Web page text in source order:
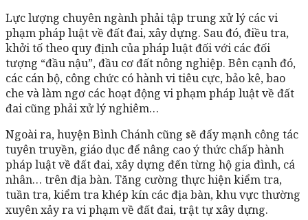
Lực lượng chuyên ngành phải tập trung xử lý các vi
phạm pháp luật về đất đai, xây dựng. Sau đó, điều tra,
khởi tố theo quy định của pháp luật đối với các đối
tượng “đầu nậu”, đầu cơ đất nông nghiệp. Bên cạnh đó,
các cán bộ, công chức có hành vi tiêu cực, bảo kê, bao
che và làm ngơ các hoạt động vi phạm pháp luật về đất
đai cũng phải xử lý nghiêm…
Ngoài ra, huyện Bình Chánh cũng sẽ đẩy mạnh công tác
tuyên truyền, giáo dục để nâng cao ý thức chấp hành
pháp luật về đất đai, xây dựng đến từng hộ gia đình, cá
nhân… trên địa bàn. Tăng cường thực hiện kiểm tra,
tuần tra, kiểm tra khép kín các địa bàn, khu vực thường
xuyên xảy ra vi phạm về đất đai, trật tự xây dựng.